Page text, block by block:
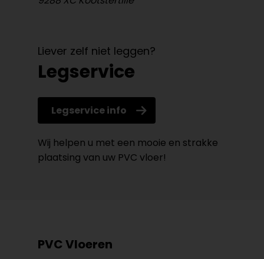
Liever zelf niet leggen?
Legservice
Legservice info
Wij helpen u met een mooie en strakke
plaatsing van uw PVC vloer!
PVC Vloeren